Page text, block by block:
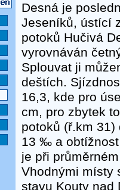
Desná je
Jeseníků, ústící
potoků Hučivá
vyrovnáván
Splouvat ji
deštích.
16,3, kde pro
cm, pro zbytek
potoků (ř.km
13 ‰ a obtížnost
je při
Vhodnými místy
stavu Kouty nad